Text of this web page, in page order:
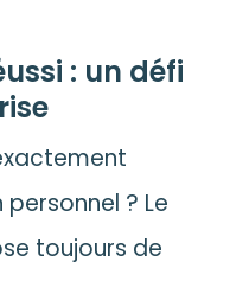
: un défi
? Le
toujours de